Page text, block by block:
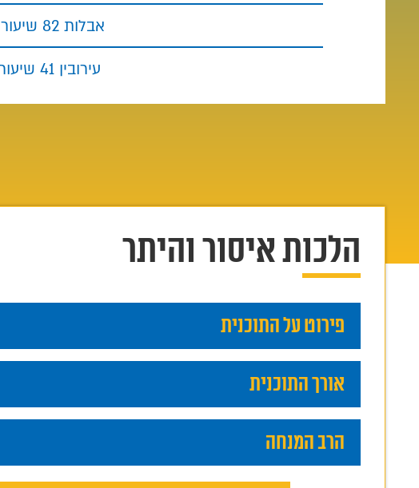
אבלות 82 שיעורים (10 חודשים למסלול רגיל; 5 חודשים במסלול מואץ)
עירובין 41 שיעורים (5 חודשים למסלול רגיל; 3 חודשים במסלול מואץ)
הלכות איסור והיתר
פירוט על התוכנית
אורך התוכנית
הרב המנחה